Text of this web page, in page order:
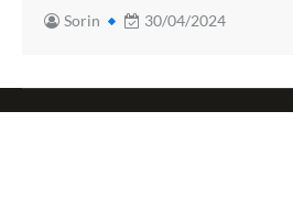
Sorin 30/04/2024